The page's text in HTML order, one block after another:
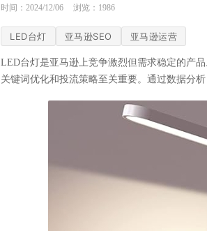
时间：2024/12/06 浏览： 1986
LED台灯 亚马逊SEO 亚马逊运营
LED台灯是亚马逊上竞争激烈但需求稳定的产
关键词优化和投流策略至关重要。通过数据分